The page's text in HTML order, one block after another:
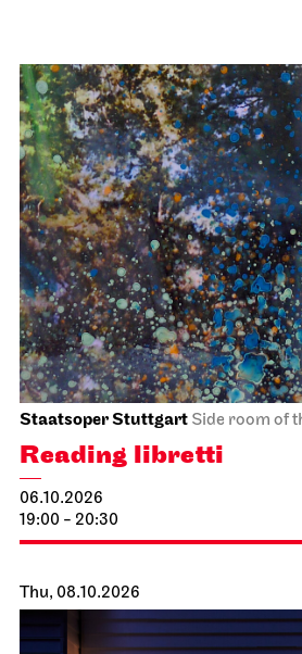
Staatsoper Stuttgart Side room of
Reading libretti
06.10.2026
19:00 - 20:30
Thu, 08.10.2026